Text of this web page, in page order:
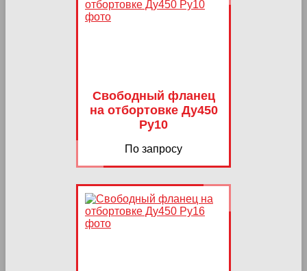
Свободный фланец
на отбортовке Ду450
Ру10
По запросу